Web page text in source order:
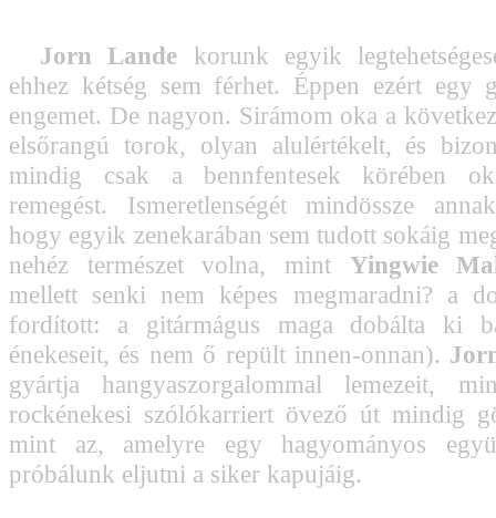
Jorn Lande korunk egyik
ehhez kétség sem férhet. Éppen ezért egy
engemet. De nagyon. Sirámom oka a
elsőrangú torok, olyan alulértékelt, és
mindig csak a bennfentesek körében
remegést. Ismeretlenségét mindössze
hogy egyik zenekarában sem tudott sokáig
nehéz természet volna, mint Yingwie
mellett senki nem képes megmaradni? a
fordított: a gitármágus maga dobálta ki
énekeseit, és nem ő repült innen-onnan).
gyártja hangyaszorgalommal lemezeit,
rockénekesi szólókarriert övező út mindig
mint az, amelyre egy hagyományos
próbálunk eljutni a siker kapujáig.